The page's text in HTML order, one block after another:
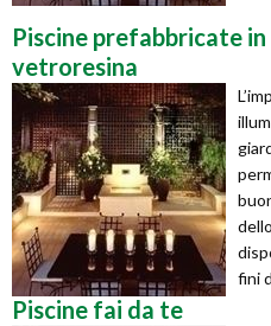
Piscine prefabbricate in
vetroresina
fini
Piscine fai da te